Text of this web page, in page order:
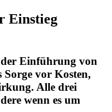
Einstieg
der Einführung von
Sorge vor Kosten,
Alle drei
wenn es um